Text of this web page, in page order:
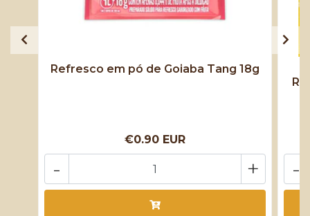
Refresco em pó de Goiaba Tang 18g
€0.90 EUR
+
- -